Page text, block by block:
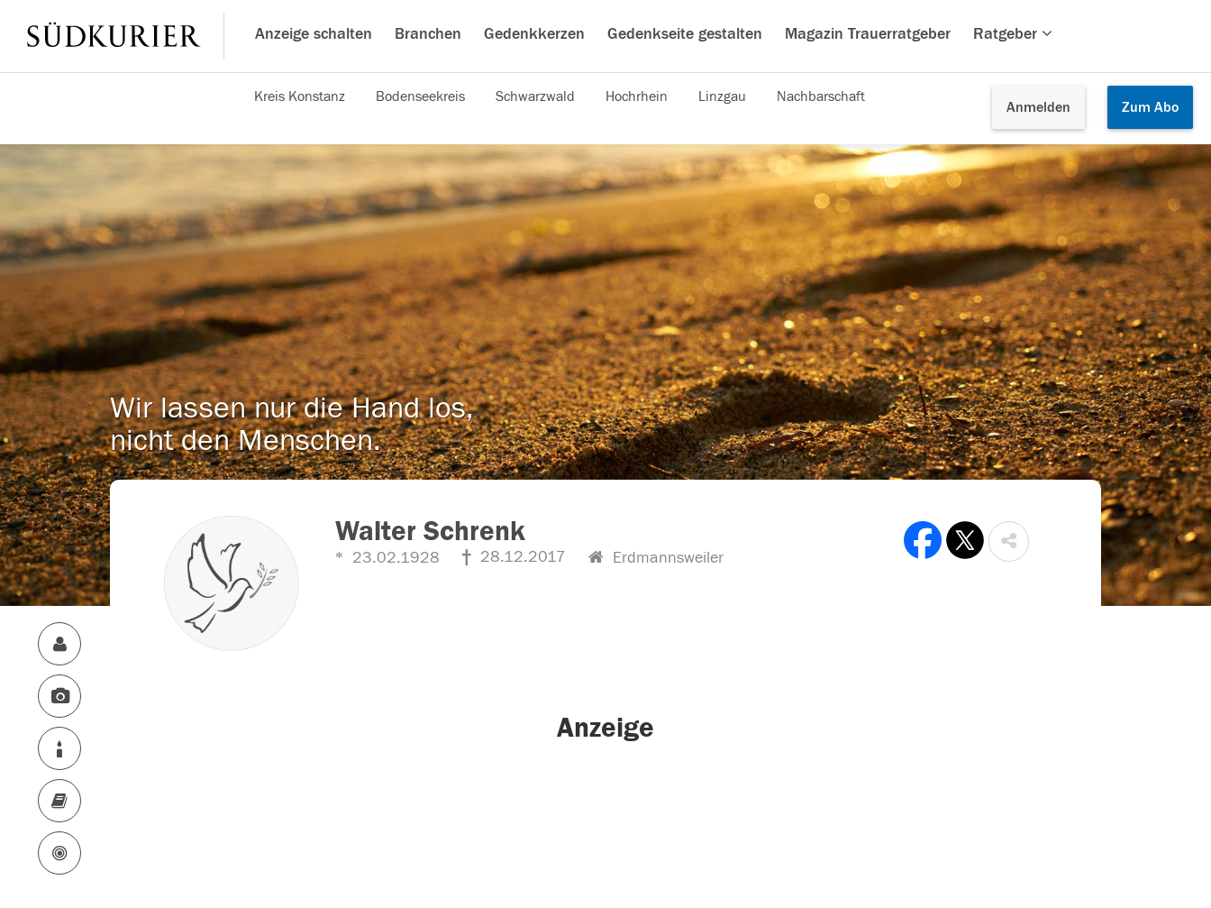
Anzeige schalten Branchen Gedenkkerzen Gedenkseite gestalten Magazin Trauerratgeber Ratgeber
Anmelden Zum Abo
Kreis Konstanz Bodenseekreis Schwarzwald Hochrhein Linzgau Nachbarschaft
Wir lassen nur die Hand los,
nicht den Menschen.
Walter Schrenk
23.02.1928 28.12.2017 Erdmannsweiler
Anzeige